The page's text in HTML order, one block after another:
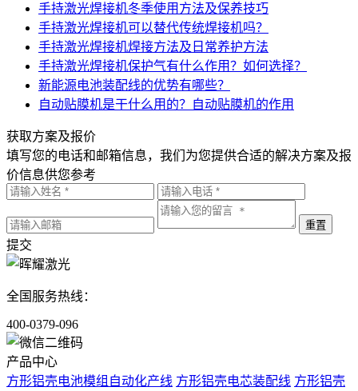
手持激光焊接机冬季使用方法及保养技巧
手持激光焊接机可以替代传统焊接机吗？
手持激光焊接机焊接方法及日常养护方法
手持激光焊接机保护气有什么作用？如何选择？
新能源电池装配线的优势有哪些？
自动贴膜机是干什么用的？自动贴膜机的作用
获取方案及报价
填写您的电话和邮箱信息，我们为您提供合适的解决方案及报
价信息供您参考
提交
全国服务热线：
400-0379-096
产品中心
方形铝壳电池模组自动化产线 方形铝壳电芯装配线 方形铝壳